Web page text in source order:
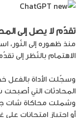
تقدّم لا يصل إلى
منذ ظهوره إلى النّور،
الاهتمام بالنّظر إلى
وسجّلت الأداة
المحادثات التي
وشملت محاكاة شات جي
أو اجتياز امتحانات